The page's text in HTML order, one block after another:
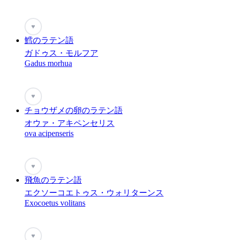
♥
鱈のラテン語
ガドゥス・モルフア
Gadus morhua
♥
チョウザメの卵のラテン語
オウァ・アキペンセリス
ova acipenseris
♥
飛魚のラテン語
エクソーコエトゥス・ウォリターンス
Exocoetus volitans
♥